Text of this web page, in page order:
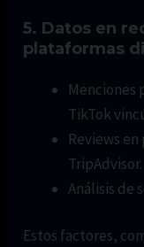
5. Datos en
plataformas
Menciones
TikTok
Reviews
TripAdvisor.
Análisis de
Estos factores,